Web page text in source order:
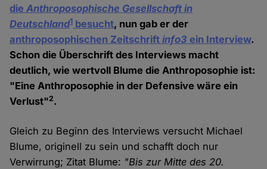
dieAnthroposophische Gesellschaft in
Deutschland1 besucht, nun gab er der
anthroposophischen Zeitschriftinfo3 ein Interview.
Schon die Überschrift des Interviews macht
deutlich, wie wertvoll Blume die Anthroposophie ist:
"Eine Anthroposophie in der Defensive wäre ein
Verlust"2.
Gleich zu Beginn des Interviews versucht Michael
Blume, originell zu sein und schafft doch nur
Verwirrung; Zitat Blume: "Bis zur Mitte des 20.